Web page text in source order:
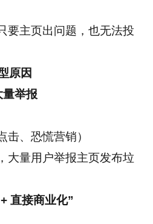
要主页出问题，也无法投
原因
量举报
击、恐慌营销）
大量用户举报主页发布垃
直接商业化”